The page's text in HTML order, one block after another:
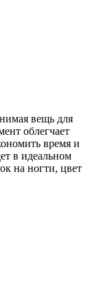
вещь для
облегчает
время и
в идеальном
на ногти, цвет